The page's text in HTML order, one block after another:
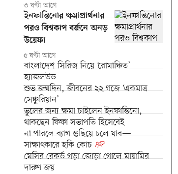
৩ ঘণ্টা আগে
ইনফান্তিনোর ক্ষমাপ্রার্থনার
পরও বিশ্বকাপ বর্জনে অনড়
উয়েফা
৫ ঘণ্টা আগে
বাংলাদেশ সিরিজ নিয়ে ‘রোমাঞ্চিত’
হ্যাজলউড
শুভ জন্মদিন, জীবনের ২২ গজে ‘একমাত্র
সেঞ্চুরিয়ান’
ভুলের জন্য ক্ষমা চাইলেন ইনফান্তিনো,
থাকছেন ফিফা সভাপতি হিসেবেই
না পারলে ব্যাগ গুছিয়ে চলে যাব—
সাক্ষাৎকারে হকি কোচ
মেসির রেকর্ড গড়া জোড়া গোলে মায়ামির
দারুণ জয়